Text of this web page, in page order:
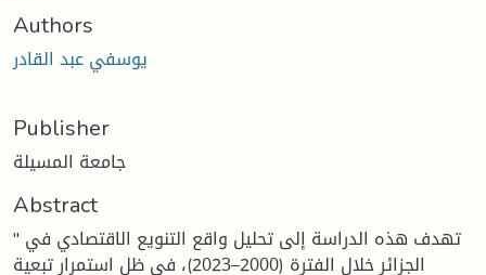
Authors
يوسفي عبد القادر
Publisher
جامعة المسيلة
Abstract
" تهدف هذه الدراسة إلى تحليل واقع التنويع الاقتصادي في
الجزائر خلال الفترة (2000–2023)، في ظل استمرار تبعية